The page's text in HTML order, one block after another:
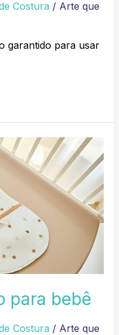
Costura / Arte que
garantido para usar
para bebê
Costura / Arte que